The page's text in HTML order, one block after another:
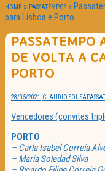
HOME » PASSATEMPOS »
para Lisboa e Porto
PASSATEMPO
DE VOLTA A
PORTO
28/05/2021 CLAUDIO SOUSA
Vencedores (convites
PORTO
– Carla Isabel Correia
– Maria Soledad Silva